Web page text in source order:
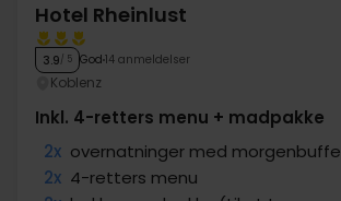
Hotel Rheinlust
3.9/ 5 God 14 anmeldelser
Koblenz
Inkl. 4-retters menu + madpakke
2x overnatninger med
2x 4-retters menu